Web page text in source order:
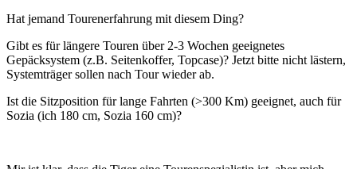
Hat jemand Tourenerfahrung mit diesem Ding?
Gibt es für längere Touren über 2-3 Wochen geeignetes
Gepäcksystem (z.B. Seitenkoffer, Topcase)? Jetzt bitte nicht lästern,
Systemträger sollen nach Tour wieder ab.
Ist die Sitzposition für lange Fahrten (>300 Km) geeignet, auch für
Sozia (ich 180 cm, Sozia 160 cm)?